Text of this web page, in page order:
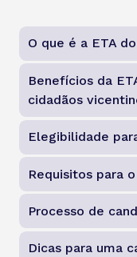
O que é a ETA
Benefícios da
cidadãos
Elegibilidade
Requisitos para
Processo de
Dicas para uma